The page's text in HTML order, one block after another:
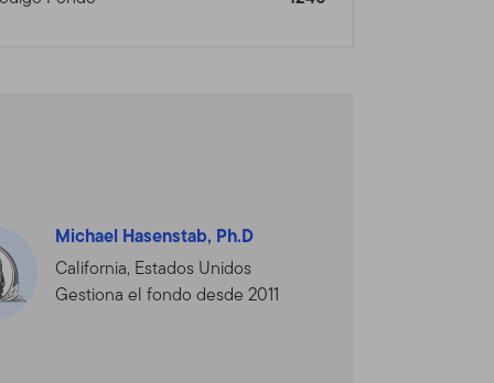
Michael Hasenstab, Ph.D
California, Estados Unidos
Gestiona el fondo desde 2011
asesor profesional.
en Línea
haya acordado lo